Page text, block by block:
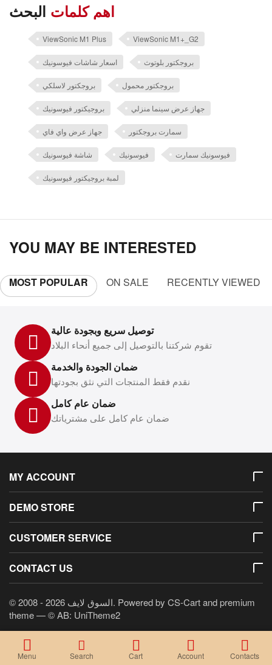
اهم كلمات البحث
ViewSonic M1 Plus ViewSonic M1+_G2
اسعار شاشات فيوسونيك بروجكتور بلوتوث
بروجكتور لاسلكي بروجكتور محمول
بروجيكتور فيوسونيك جهاز عرض سينما منزلي
جهاز عرض واي فاي سمارت بروجكتور
شاشة فيوسونيك فيوسونيك فيوسونيك سمارت
لمبة بروجيكتور فيوسونيك
YOU MAY BE INTERESTED
MOST POPULAR ON SALE RECENTLY VIEWED
توصيل سريع وبجودة عالية
تقوم شركتنا بالتوصيل إلى جميع أنحاء البلاد
ضمان الجودة والخدمة
نقدم فقط المنتجات التي نثق بجودتها
ضمان عام كامل
ضمان عام كامل على مشترياتك
MY ACCOUNT
DEMO STORE
CUSTOMER SERVICE
CONTACT US
© 2008 - 2026 السوق لايف. Powered by CS-Cartand premium
theme —© AB: UniTheme2
Menu Search Cart Account Contacts